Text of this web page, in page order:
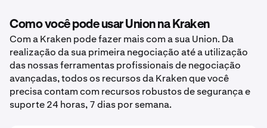
Como você pode usar Union na Kraken
Com a Kraken pode fazer mais com a sua Union. Da
realização da sua primeira negociação até a utilização
das nossas ferramentas profissionais de negociação
avançadas, todos os recursos da Kraken que você
precisa contam com recursos robustos de segurança e
suporte 24 horas, 7 dias por semana.